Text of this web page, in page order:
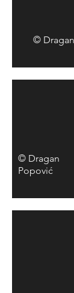
©
© Dragan
Popović